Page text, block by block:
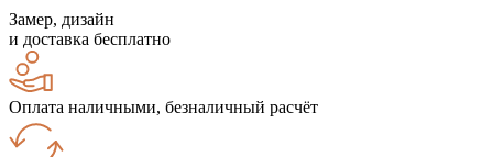
Замер, дизайн
и доставка бесплатно
Оплата наличными, безналичный расчёт